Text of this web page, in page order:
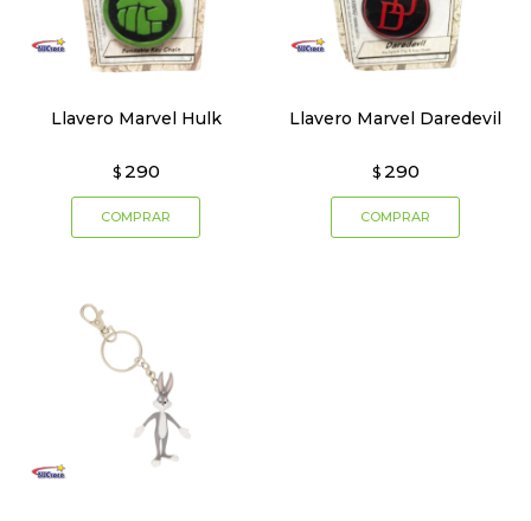
Llavero Marvel Hulk
$ 290
Llavero Marvel Daredevil
$ 290